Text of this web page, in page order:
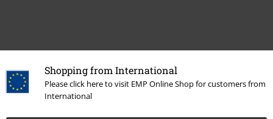
Shopping from International
Please click here to visit EMP Online Shop for customers from
International
Última visita